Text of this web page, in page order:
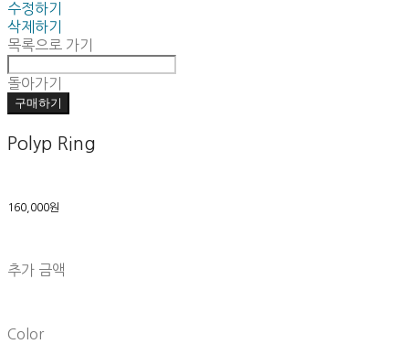
수정하기
삭제하기
목록으로 가기
돌아가기
구매하기
Polyp Ring
160,000원
추가 금액
Color